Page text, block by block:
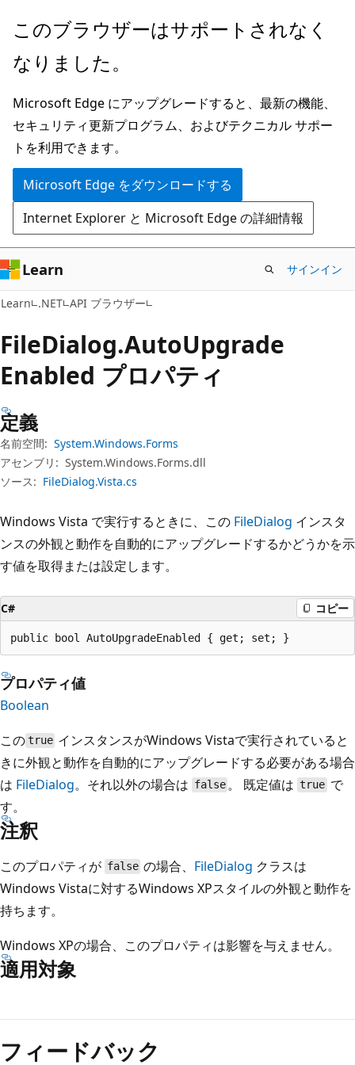
メ
ン
ン
テ
ン
ツ
に
ス
キ
ッ
プ
ペ
ジ
ナ
ビ
ゲ
ー
シ
ョ
ン
に
ス
キ
ッ
プ
このブラウザーはサポートされなく
なりました。
Microsoft Edge にアップグレードすると、最新の機能、
セキュリティ更新プログラム、およびテクニカル サポー
トを利用できます。
Microsoft Edge をダウンロードする
Internet Explorer と Microsoft Edge の詳細情報
Learn サインイン
Learn .NET API ブラウザー
FileDialog.AutoUpgrade
Enabled プロパティ
定義
名前空間: System.Windows.Forms
アセンブリ: System.Windows.Forms.dll
ソース: FileDialog.Vista.cs
Windows Vista で実行するときに、この FileDialog インスタ
ンスの外観と動作を自動的にアップグレードするかどうかを示
す値を取得または設定します。
C# コピー
public bool AutoUpgradeEnabled { get; set; }
プロパティ値
Boolean
このtrue インスタンスがWindows Vistaで実行されていると
きに外観と動作を自動的にアップグレードする必要がある場合
は FileDialog。それ以外の場合は false 。 既定値はtrueで
す。
注釈
このプロパティが false の場合、 FileDialog クラスは
Windows Vistaに対するWindows XPスタイルの外観と動作を
持ちます。
Windows XPの場合、このプロパティは影響を与えません。
適用対象
み
取
フィードバック